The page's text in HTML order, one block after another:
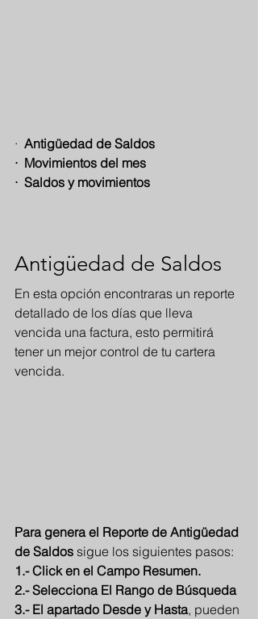
· Antigüedad de Saldos
·  Movimientos del mes
·  Saldos y movimientos
Antigüedad de Saldos
En esta opción encontraras un reporte
detallado de los días que lleva
vencida una factura, esto permitirá
tener un mejor control de tu cartera
vencida.
Para genera el Reporte de Antigüedad
de Saldos sigue los siguientes pasos:
1.- Click en el Campo Resumen.
2.- Selecciona El Rango de Búsqueda
3.- El apartado Desde y Hasta, pueden